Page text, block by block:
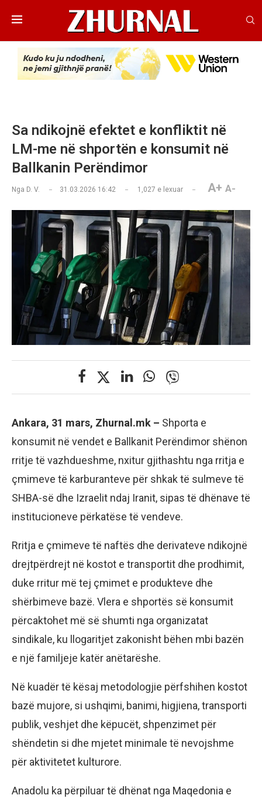
Sa ndikojnë efektet e konfliktit në
LM-me në shportën e konsumit në
Ballkanin Perëndimor
Nga D. V. 31.03.2026 16:42 1,027 e lexuar A+ A-
Ankara, 31 mars, Zhurnal.mk – Shporta e
konsumit në vendet e Ballkanit Perëndimor shënon
rritje të vazhdueshme, nxitur gjithashtu nga rritja e
çmimeve të karburanteve për shkak të sulmeve të
SHBA-së dhe Izraelit ndaj Iranit, sipas të dhënave të
institucioneve përkatëse të vendeve.
Rritja e çmimeve të naftës dhe derivateve ndikojnë
drejtpërdrejt në kostot e transportit dhe prodhimit,
duke rritur më tej çmimet e produkteve dhe
shërbimeve bazë. Vlera e shportës së konsumit
përcaktohet më së shumti nga organizatat
sindikale, ku llogaritjet zakonisht bëhen mbi bazën
e një familjeje katër anëtarëshe.
Në kuadër të kësaj metodologjie përfshihen kostot
bazë mujore, si ushqimi, banimi, higjiena, transporti
publik, veshjet dhe këpucët, shpenzimet për
shëndetin si dhe mjetet minimale të nevojshme
për aktivitetet kulturore.
Anadolu ka përpiluar të dhënat nga Maqedonia e